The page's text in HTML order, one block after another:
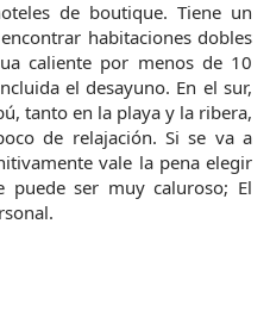
de boutique. Tiene un
habitaciones dobles
caliente por menos de 10
el desayuno. En el sur,
tanto en la playa y la ribera,
de relajación. Si se va a
vale la pena elegir
ser muy caluroso; El